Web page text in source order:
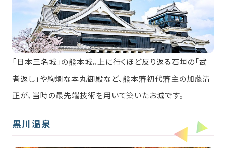
「日本三名城」の熊本城。上に行くほど反り返る石垣の「武
者返し」や絢爛な本丸御殿など、熊本藩初代藩主の加藤清
正が、当時の最先端技術を用いて築いたお城です。
黒川温泉